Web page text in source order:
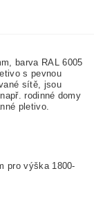
barva RAL 6005
s pevnou
sítě, jsou
rodinné domy
pletivo.
pro výška 1800-